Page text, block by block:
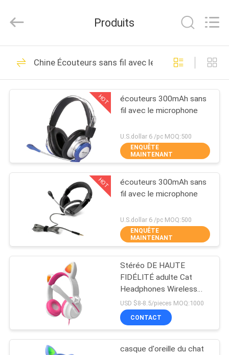
MAISON
PRODUITS
NOUS
D'USINE
CONTRÔLE
QUALITÉ
CONTACTEZ-
NOUS
Electronics
Co,ltd.
Reserved.
Écouteur de câble
de Bluetooth
23
Ébruitez
décommander des
écouteurs de
Bluetooth
42
Écouteur stéréo de
Bluetooth
Produits
Chine Écouteurs sans fil avec le microphone
HOT
écouteurs 300mAh sans
fil avec le microphone
U.S.dollar 6 /pc MOQ:500
ENQUÊTE
MAINTENANT
HOT
écouteurs 300mAh sans
fil avec le microphone
U.S.dollar 6 /pc MOQ:500
ENQUÊTE
MAINTENANT
Stéréo DE HAUTE
FIDÉLITÉ adulte Cat
Headphones Wireless
Earphones With
mignonne MIC
USD $8-8.5/pieces MOQ:1000
CONTACT
casque d'oreille du chat